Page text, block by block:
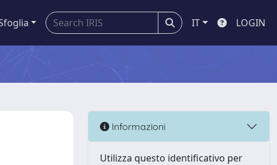
IT LOGIN
Informazioni
Utilizza questo identificativo per